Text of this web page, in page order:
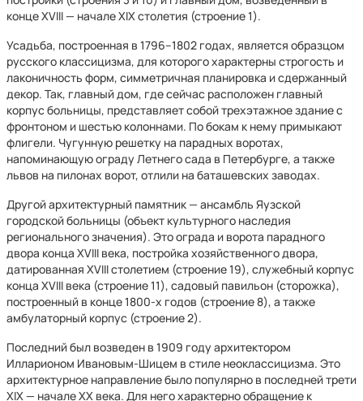
конце XVIII — начале XIX столетия (строение 1).
Усадьба, построенная в 1796–1802 годах, является образцом
русского классицизма, для которого характерны строгость и
лаконичность форм, симметричная планировка и сдержанный
декор. Так, главный дом, где сейчас расположен главный
корпус больницы, представляет собой трехэтажное здание с
фронтоном и шестью колоннами. По бокам к нему примыкают
флигели. Чугунную решетку на парадных воротах,
напоминающую ограду Летнего сада в Петербурге, а также
львов на пилонах ворот, отлили на баташевских заводах.
Другой архитектурный памятник — ансамбль Яузской
городской больницы (объект культурного наследия
регионального значения). Это ограда и ворота парадного
двора конца XVIII века, постройка хозяйственного двора,
датированная XVIII столетием (строение 19), служебный корпус
конца XVIII века (строение 11), садовый павильон (сторожка),
построенный в конце 1800-х годов (строение 8), а также
амбулаторный корпус (строение 2).
Последний был возведен в 1909 году архитектором
Илларионом Ивановым-Шицем в стиле неоклассицизма. Это
архитектурное направление было популярно в последней трети
XIX — начале XX века. Для него характерно обращение к